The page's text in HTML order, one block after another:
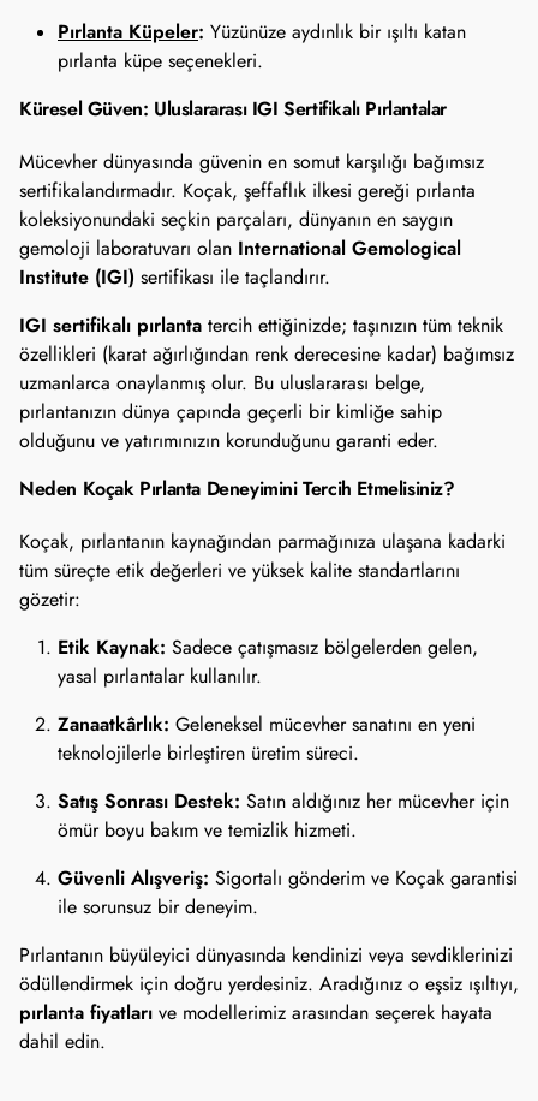
Pırlanta Küpeler: Yüzünüze aydınlık bir ışıltı katan
pırlanta küpe seçenekleri.
Küresel Güven: Uluslararası IGI Sertifikalı Pırlantalar
Mücevher dünyasında güvenin en somut karşılığı bağımsız
sertifikalandırmadır. Koçak, şeffaflık ilkesi gereği pırlanta
koleksiyonundaki seçkin parçaları, dünyanın en saygın
gemoloji laboratuvarı olan International Gemological
Institute (IGI) sertifikası ile taçlandırır.
IGI sertifikalı pırlanta tercih ettiğinizde; taşınızın tüm teknik
özellikleri (karat ağırlığından renk derecesine kadar) bağımsız
uzmanlarca onaylanmış olur. Bu uluslararası belge,
pırlantanızın dünya çapında geçerli bir kimliğe sahip
olduğunu ve yatırımınızın korunduğunu garanti eder.
Neden Koçak Pırlanta Deneyimini Tercih Etmelisiniz?
Koçak, pırlantanın kaynağından parmağınıza ulaşana kadarki
tüm süreçte etik değerleri ve yüksek kalite standartlarını
gözetir:
Etik Kaynak: Sadece çatışmasız bölgelerden gelen,
yasal pırlantalar kullanılır.
Zanaatkârlık: Geleneksel mücevher sanatını en yeni
teknolojilerle birleştiren üretim süreci.
Satış Sonrası Destek: Satın aldığınız her mücevher için
ömür boyu bakım ve temizlik hizmeti.
Güvenli Alışveriş: Sigortalı gönderim ve Koçak garantisi
ile sorunsuz bir deneyim.
Pırlantanın büyüleyici dünyasında kendinizi veya sevdiklerinizi
ödüllendirmek için doğru yerdesiniz. Aradığınız o eşsiz ışıltıyı,
pırlanta fiyatları ve modellerimiz arasından seçerek hayata
dahil edin.